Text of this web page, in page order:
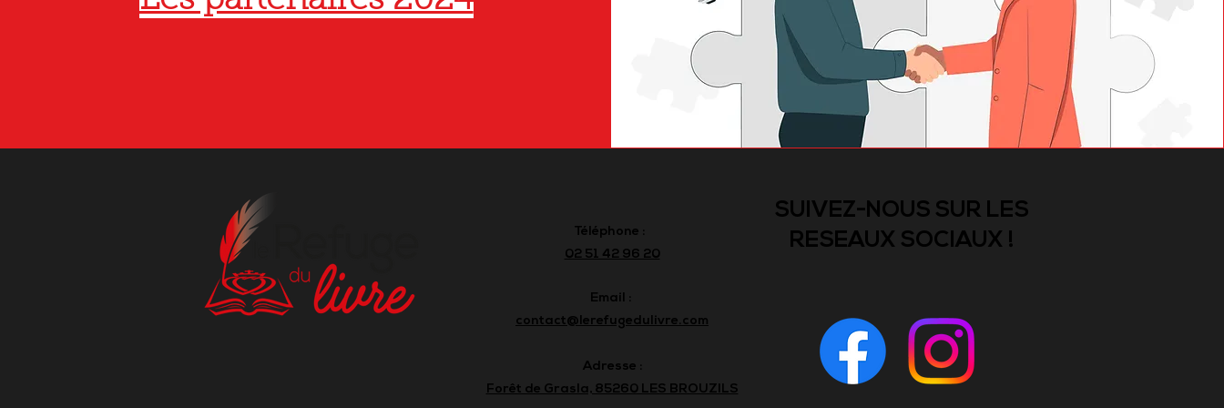
Téléphone :
02 51 42 96 20
Email :
contact@lerefugedulivre.com
Adresse :
Forêt de Grasla, 85260 LES BROUZILS
SUIVEZ-NOUS SUR LES
RESEAUX SOCIAUX !